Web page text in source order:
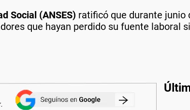
Social (ANSES) ratificó que durante junio
que hayan perdido su fuente laboral